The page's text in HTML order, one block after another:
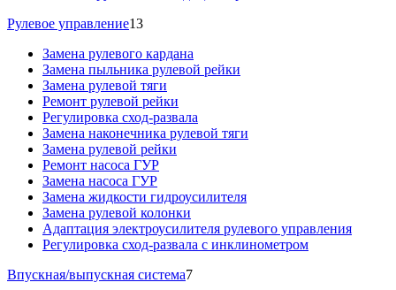
Рулевое управление13
Замена рулевого кардана
Замена пыльника рулевой рейки
Замена рулевой тяги
Ремонт рулевой рейки
Регулировка сход-развала
Замена наконечника рулевой тяги
Замена рулевой рейки
Ремонт насоса ГУР
Замена насоса ГУР
Замена жидкости гидроусилителя
Замена рулевой колонки
Адаптация электроусилителя рулевого управления
Регулировка сход-развала с инклинометром
Впускная/выпускная система7